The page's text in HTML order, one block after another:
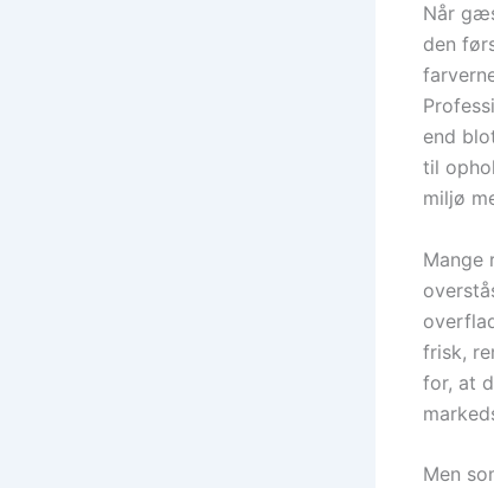
Når
den
end
til
miljø
Mange
frisk,
for, at
Men